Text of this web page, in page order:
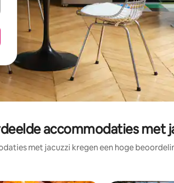
accommodaties met
met jacuzzi kregen een hoge